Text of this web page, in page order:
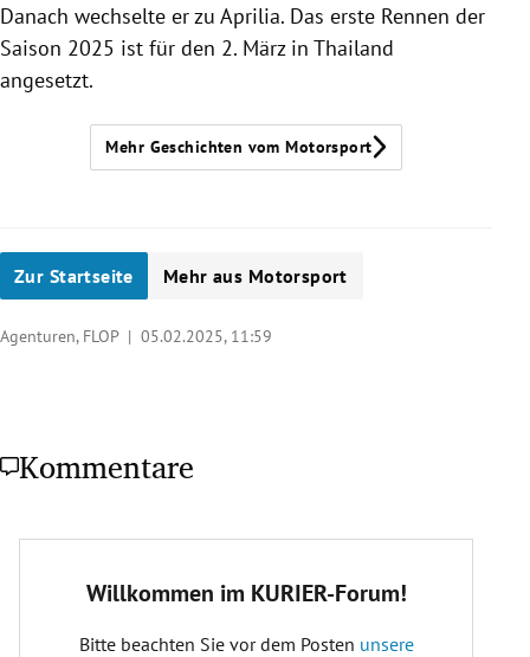
Danach wechselte er zu Aprilia. Das erste Rennen der
Saison 2025 ist für den 2. März in Thailand
angesetzt.
Mehr Geschichten vom Motorsport
Zur Startseite Mehr aus Motorsport
Agenturen, FLOP | 05.02.2025, 11:59
Kommentare